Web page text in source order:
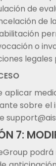
de
de
o
aplicar
sobre
7: